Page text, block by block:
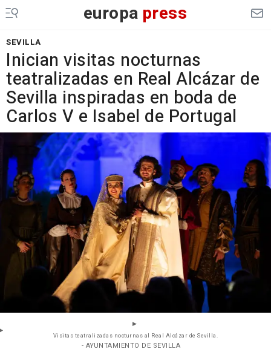
europa press
SEVILLA
Inician visitas nocturnas
teatralizadas en Real Alcázar de
Sevilla inspiradas en boda de
Carlos V e Isabel de Portugal
Visitas teatralizadas nocturnas al Real Alcázar de Sevilla.
- AYUNTAMIENTO DE SEVILLA